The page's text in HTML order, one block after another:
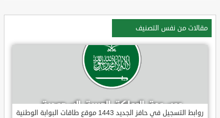
مقالات من نفس التصنيف
روابط التسجيل في حافز الجديد 1443 موقع طاقات البوابة الوطنية